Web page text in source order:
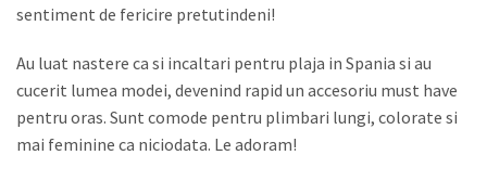
sentiment de fericire pretutindeni!
Au luat nastere ca si incaltari pentru plaja in Spania si au
cucerit lumea modei, devenind rapid un accesoriu must have
pentru oras. Sunt comode pentru plimbari lungi, colorate si
mai feminine ca niciodata. Le adoram!